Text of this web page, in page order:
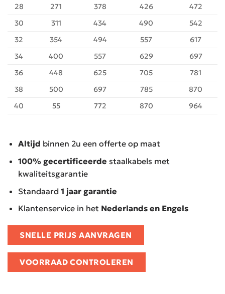
28
271 378 426
472
30
311 434 490
542
32
354 494 557
617
34
400 557 629
697
36
448 625 705
781
38
500 697 785
870
40
55 772 870 964
Altijd binnen 2u een offerte op maat
100% gecertificeerde staalkabels met
kwaliteitsgarantie
Standaard 1 jaar garantie
Klantenservice in het Nederlands en Engels
SNELLE PRIJS AANVRAGEN
VOORRAAD CONTROLEREN